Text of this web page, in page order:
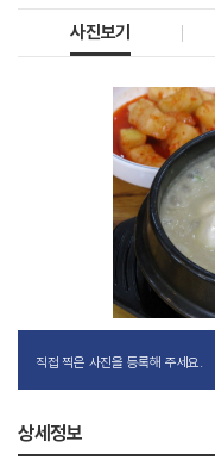
사진보기
직접 찍은 사진을 등록해 주세요.
상세정보